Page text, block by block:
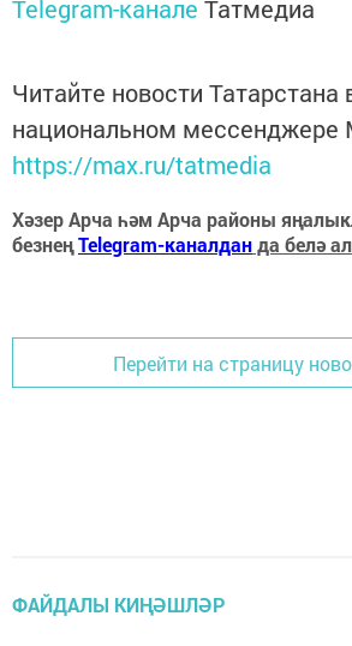
Telegram-канале Татмедиа
Читайте новости Татарстана
национальном мессенджере
https://max.ru/tatmedia
Хәзер Арча һәм Арча районы
безнеңTelegram-каналданда белә
Перейти на страницу
ФАЙДАЛЫ КИҢӘШЛӘР